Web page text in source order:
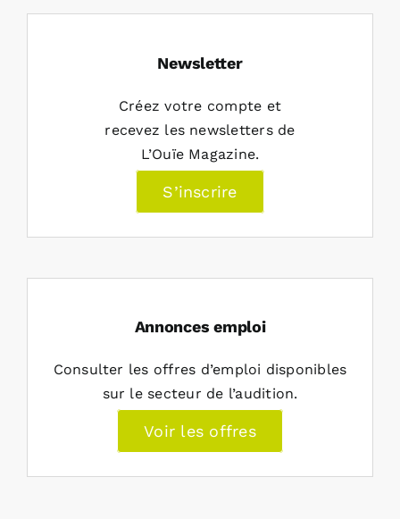
Newsletter
Créez votre compte et
recevez les newsletters de
L’Ouïe Magazine.
S’inscrire
Annonces emploi
Consulter les offres d’emploi disponibles
sur le secteur de l’audition.
Voir les offres